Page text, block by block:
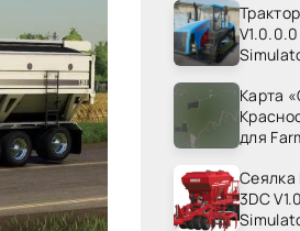
Карта
для
Сеялка
3DC